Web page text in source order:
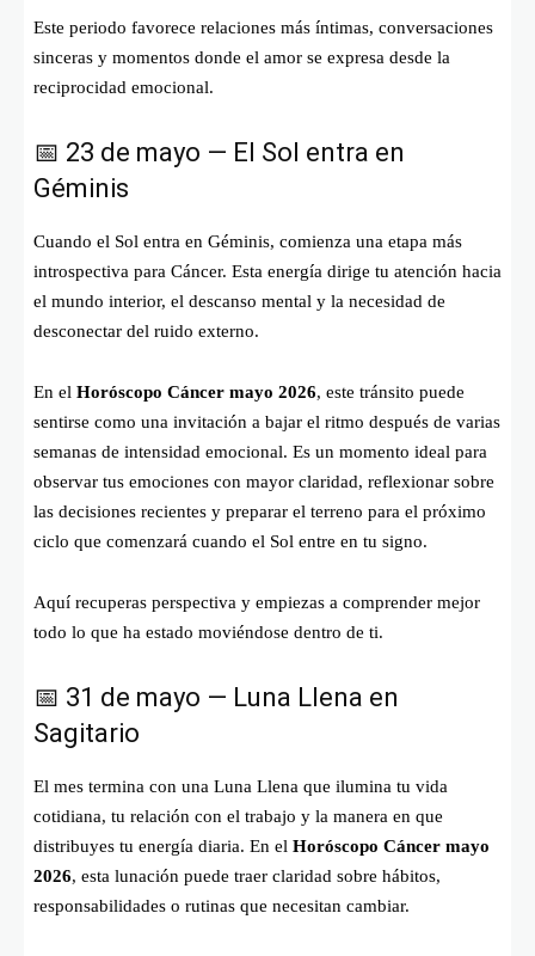
Este periodo favorece relaciones más íntimas, conversaciones
sinceras y momentos donde el amor se expresa desde la
reciprocidad emocional.
📅 23 de mayo — El Sol entra en
Géminis
Cuando el Sol entra en Géminis, comienza una etapa más
introspectiva para Cáncer. Esta energía dirige tu atención hacia
el mundo interior, el descanso mental y la necesidad de
desconectar del ruido externo.
En el Horóscopo Cáncer mayo 2026, este tránsito puede
sentirse como una invitación a bajar el ritmo después de varias
semanas de intensidad emocional. Es un momento ideal para
observar tus emociones con mayor claridad, reflexionar sobre
las decisiones recientes y preparar el terreno para el próximo
ciclo que comenzará cuando el Sol entre en tu signo.
Aquí recuperas perspectiva y empiezas a comprender mejor
todo lo que ha estado moviéndose dentro de ti.
📅 31 de mayo — Luna Llena en
Sagitario
El mes termina con una Luna Llena que ilumina tu vida
cotidiana, tu relación con el trabajo y la manera en que
distribuyes tu energía diaria. En el Horóscopo Cáncer mayo
2026, esta lunación puede traer claridad sobre hábitos,
responsabilidades o rutinas que necesitan cambiar.